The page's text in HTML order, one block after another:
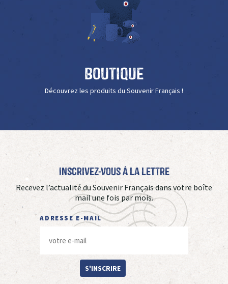
Boutique
Découvrez les produits du Souvenir Français !
Inscrivez-vous à La Lettre
Recevez l’actualité du Souvenir Français dans votre boîte
mail une fois par mois.
ADRESSE E-MAIL
S'INSCRIRE